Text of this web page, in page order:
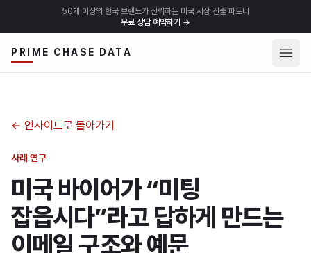
50개 이상의 한국 브랜드가 신뢰하는 미국 시장 진출 파트너
무료 상담 예약하기 →
PRIME CHASE DATA 메뉴
← 인사이트로 돌아가기
사례 연구
미국 바이어가 “미팅
잡읍시다”라고 답하게 만드는
이메일 구조와 예문